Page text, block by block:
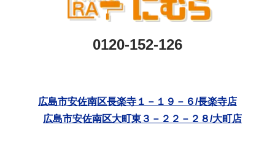
0120-152-126
広島市安佐南区長楽寺１－１９－６/長楽寺店
広島市安佐南区大町東３－２２－２８/大町店